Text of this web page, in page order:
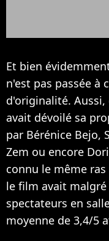
Et bien
n'est pas passée à
d'originalité. Aussi,
avait dévoilé sa
par Bérénice Bejo,
Zem ou encore
connu le même
le film avait
spectateurs en
moyenne de 3,4/5